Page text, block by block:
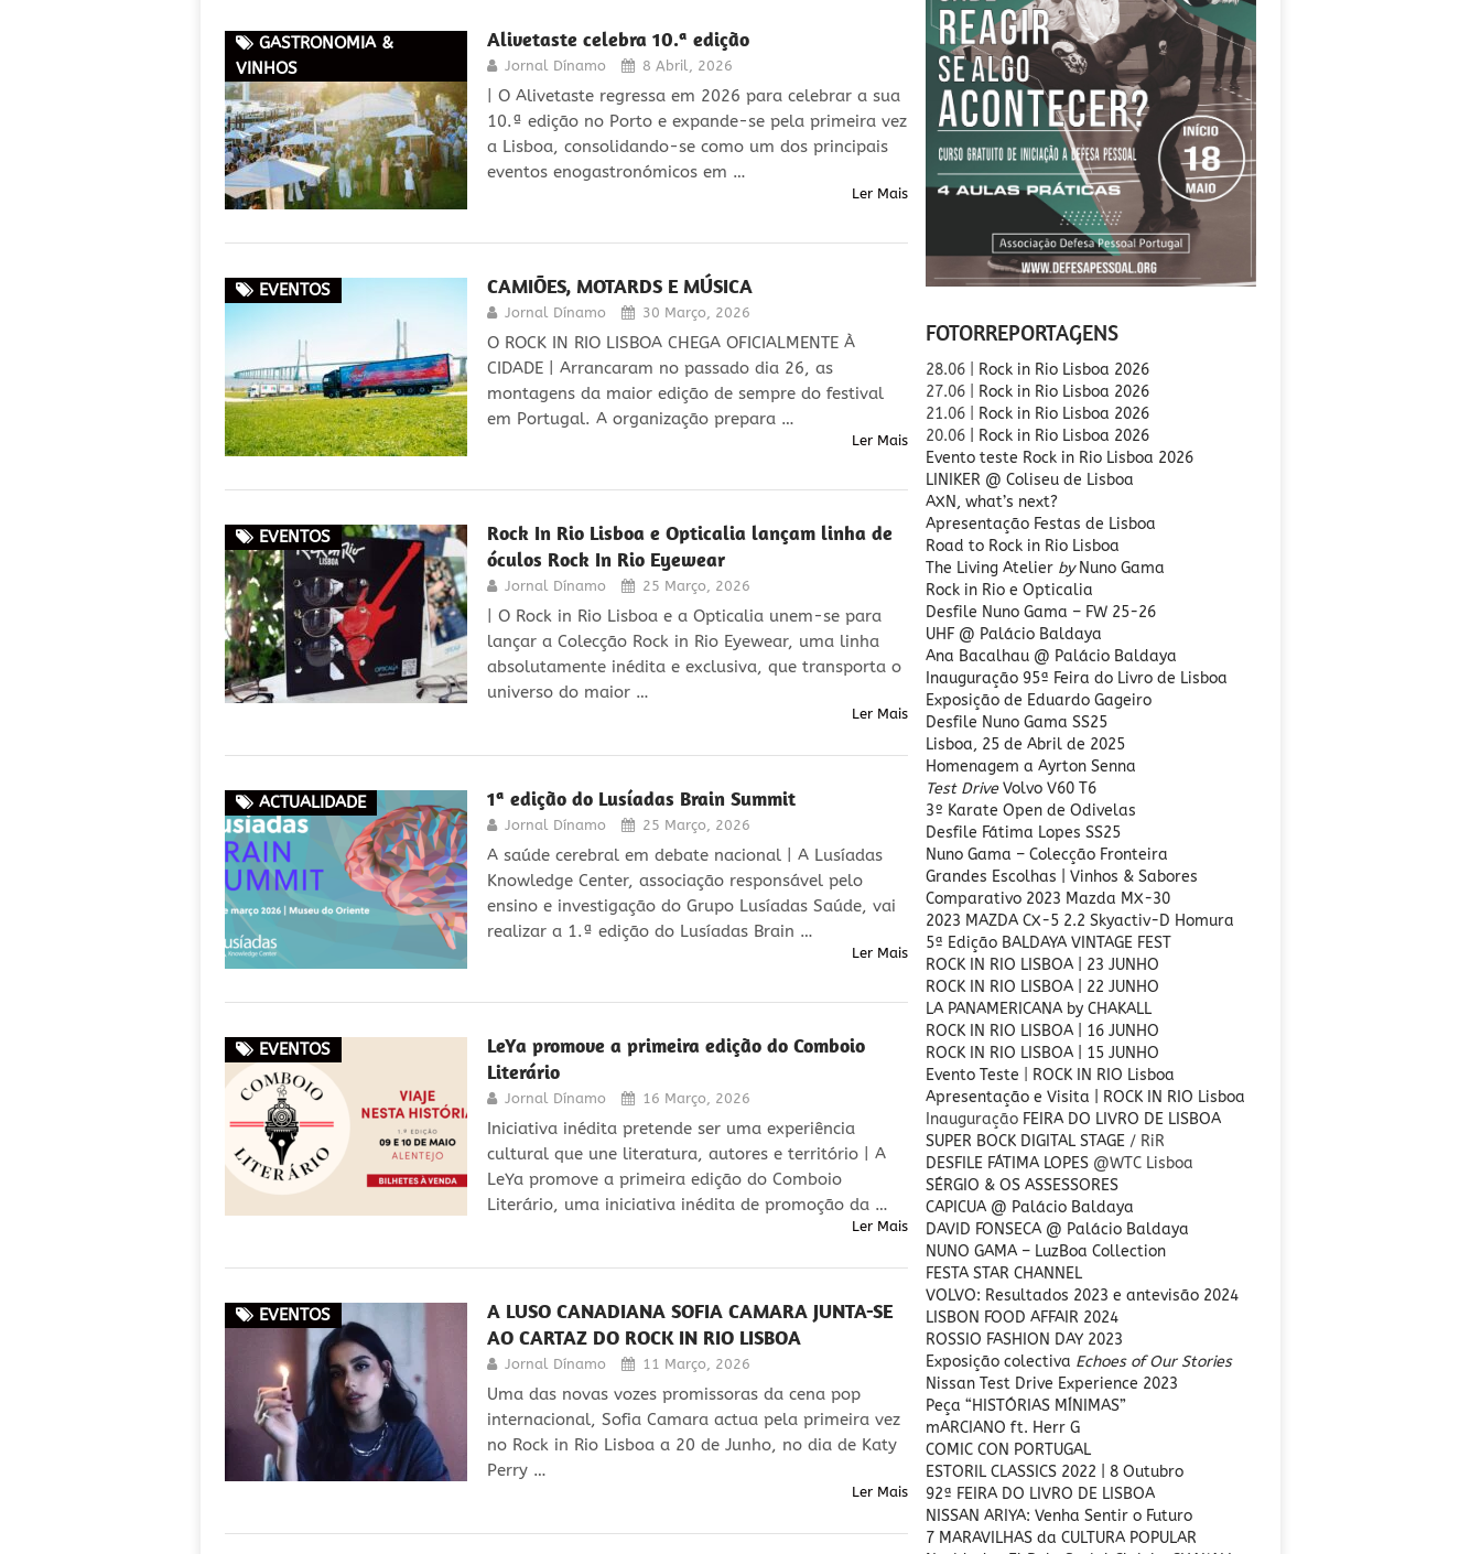
GASTRONOMIA &
VINHOS
Alivetaste celebra 10.ª edição
Jornal Dínamo 8 Abril, 2026
| O Alivetaste regressa em 2026 para celebrar a sua
10.ª edição no Porto e expande-se pela primeira vez
a Lisboa, consolidando-se como um dos principais
eventos enogastronómicos em …
Ler Mais
EVENTOS CAMIÕES, MOTARDS E MÚSICA
Jornal Dínamo 30 Março, 2026
O ROCK IN RIO LISBOA CHEGA OFICIALMENTE À
CIDADE | Arrancaram no passado dia 26, as
montagens da maior edição de sempre do festival
em Portugal. A organização prepara …
Ler Mais
EVENTOS
Rock In Rio Lisboa e Opticalia lançam linha de
óculos Rock In Rio Eyewear
Jornal Dínamo 25 Março, 2026
| O Rock in Rio Lisboa e a Opticalia unem-se para
lançar a Colecção Rock in Rio Eyewear, uma linha
absolutamente inédita e exclusiva, que transporta o
universo do maior …
Ler Mais
ACTUALIDADE 1ª edição do Lusíadas Brain Summit
Jornal Dínamo 25 Março, 2026
A saúde cerebral em debate nacional | A Lusíadas
Knowledge Center, associação responsável pelo
ensino e investigação do Grupo Lusíadas Saúde, vai
realizar a 1.ª edição do Lusíadas Brain …
Ler Mais
EVENTOS
LeYa promove a primeira edição do Comboio
Literário
Jornal Dínamo 16 Março, 2026
Iniciativa inédita pretende ser uma experiência
cultural que une literatura, autores e território | A
LeYa promove a primeira edição do Comboio
Literário, uma iniciativa inédita de promoção da …
Ler Mais
EVENTOS
A LUSO CANADIANA SOFIA CAMARA JUNTA-SE
AO CARTAZ DO ROCK IN RIO LISBOA
Jornal Dínamo 11 Março, 2026
Uma das novas vozes promissoras da cena pop
internacional, Sofia Camara actua pela primeira vez
no Rock in Rio Lisboa a 20 de Junho, no dia de Katy
Perry …
Ler Mais
FOTORREPORTAGENS
28.06 | Rock in Rio Lisboa 2026
27.06 | Rock in Rio Lisboa 2026
21.06 | Rock in Rio Lisboa 2026
20.06
| Rock in Rio Lisboa 2026
Evento teste Rock in Rio Lisboa 2026
LINIKER @ Coliseu de Lisboa
AXN, what’s next?
Apresentação Festas de Lisboa
Road to Rock in Rio Lisboa
The Living Atelier byNuno Gama
Rock in Rio e Opticalia
Desfile Nuno Gama – FW 25-26
UHF @ Palácio Baldaya
Ana Bacalhau @ Palácio Baldaya
Inauguração 95ª Feira do Livro de Lisboa
Exposição de Eduardo Gageiro
Desfile Nuno Gama SS25
Lisboa, 25 de Abril de 2025
Homenagem a Ayrton Senna
Test DriveVolvo V60 T6
3º Karate Open de Odivelas
Desfile Fátima Lopes SS25
Nuno Gama – Colecção Fronteira
Grandes Escolhas | Vinhos & Sabores
Comparativo 2023 Mazda MX-30
2023 MAZDA CX-5 2.2 Skyactiv-D Homura
5ª Edição BALDAYA VINTAGE FEST
ROCK IN RIO LISBOA | 23 JUNHO
ROCK IN RIO LISBOA | 22 JUNHO
LA PANAMERICANA by CHAKALL
ROCK IN RIO LISBOA | 16 JUNHO
ROCK IN RIO LISBOA | 15 JUNHO
Evento Teste
ROCK IN RIO Lisboa
Apresentação e Visita | ROCK IN RIO Lisboa
Inauguração FEIRA DO LIVRO DE LISBOA
SUPER BOCK DIGITAL STAGE / RiR
DESFILE FÁTIMA LOPES @WTC Lisboa
SÉRGIO & OS ASSESSORES
CAPICUA @ Palácio Baldaya
DAVID FONSECA @ Palácio Baldaya
NUNO GAMA – LuzBoa Collection
FESTA STAR CHANNEL
VOLVO: Resultados 2023 e antevisão 2024
LISBON FOOD AFFAIR 2024
ROSSIO FASHION DAY 2023
Exposição colectiva Echoes of Our Stories
Nissan Test Drive Experience 2023
Peça “HISTÓRIAS MÍNIMAS”
mARCIANO ft. Herr G
COMIC CON PORTUGAL
ESTORIL CLASSICS 2022 | 8 Outubro
92ª FEIRA DO LIVRO DE LISBOA
NISSAN ARIYA: Venha Sentir o Futuro
7 MARAVILHAS da CULTURA POPULAR